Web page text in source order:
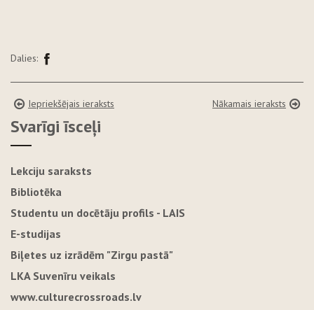
Dalies:
Iepriekšējais ieraksts Nākamais ieraksts
Svarīgi īsceļi
Lekciju saraksts
Bibliotēka
Studentu un docētāju profils - LAIS
E-studijas
Biļetes uz izrādēm "Zirgu pastā"
LKA Suvenīru veikals
www.culturecrossroads.lv